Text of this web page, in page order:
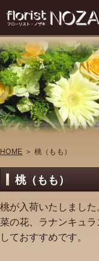
HOME ＞ 桃（もも）
桃（もも）
桃が入荷いたしました
菜の花、ラナンキュ
しておすすめです。